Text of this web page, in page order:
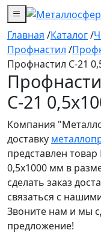
Главная /Каталог/
Профнастил /
Профнастил С-21
С-21
Компания
доставку
представлен
0,5х1000 мм в
сделать заказ
связаться с
Звоните нам и мы
предложение!